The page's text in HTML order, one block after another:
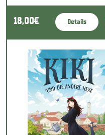
18,00€ Details